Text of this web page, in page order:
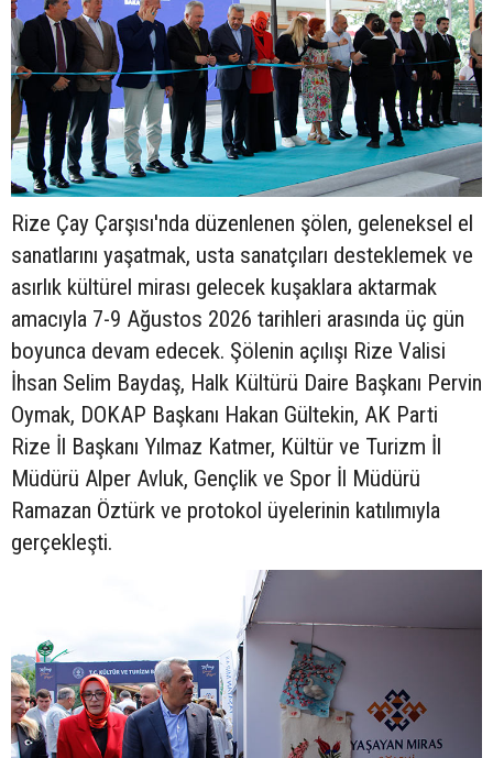
Rize Çay Çarşısı'nda düzenlenen şölen, geleneksel el
sanatlarını yaşatmak, usta sanatçıları desteklemek ve
asırlık kültürel mirası gelecek kuşaklara aktarmak
amacıyla 7-9 Ağustos 2026 tarihleri arasında üç gün
boyunca devam edecek. Şölenin açılışı Rize Valisi
İhsan Selim Baydaş, Halk Kültürü Daire Başkanı Pervin
Oymak, DOKAP Başkanı Hakan Gültekin, AK Parti
Rize İl Başkanı Yılmaz Katmer, Kültür ve Turizm İl
Müdürü Alper Avluk, Gençlik ve Spor İl Müdürü
Ramazan Öztürk ve protokol üyelerinin katılımıyla
gerçekleşti.